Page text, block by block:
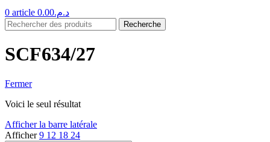
0 article د.م.0.00
Recherche
SCF634/27
Fermer
Voici le seul résultat
Afficher la barre latérale
Afficher9 12 18 24